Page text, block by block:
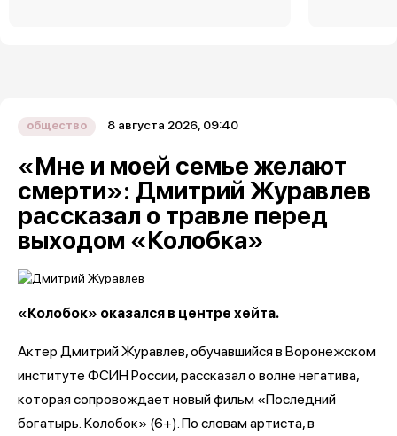
общество 8 августа 2026, 09:40
«Мне и моей семье желают
смерти»: Дмитрий Журавлев
рассказал о травле перед
выходом «Колобка»
«Колобок» оказался в центре хейта.
Актер Дмитрий Журавлев, обучавшийся в Воронежском
институте ФСИН России, рассказал о волне негатива,
которая сопровождает новый фильм «Последний
богатырь. Колобок» (6+). По словам артиста, в